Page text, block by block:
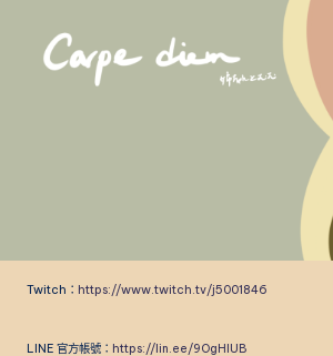
Twitch： https://www.twitch.tv/j5001846
LINE 官方帳號： https://lin.ee/9OgHlUB